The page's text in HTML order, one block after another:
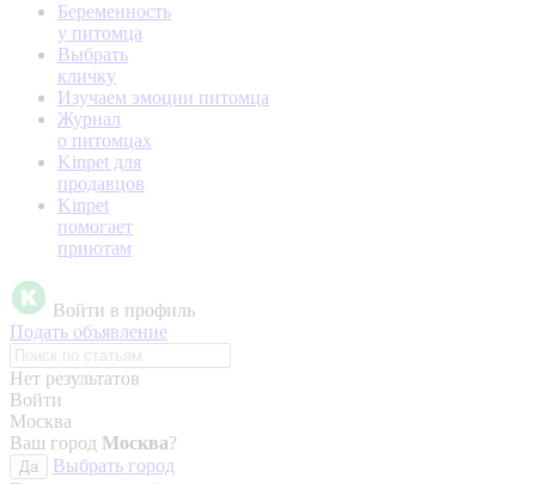
Беременность
у питомца
Выбрать
кличку
Изучаем эмоции питомца
Журнал
о питомцах
Kinpet для
продавцов
Kinpet
помогает
приютам
Войти в профиль
Подать объявление
Нет результатов
Войти
Москва
Ваш город Москва?
Да
Выбрать город